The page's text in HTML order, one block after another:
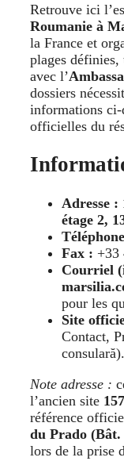
Retrouve ici
Roumanie à
la France et
plages
avec l’
dossiers
informations ci-
officielles du
Adresse :
étage 2,
Fax : +33
Courriel
pour les
Site
Contact,
consulară).
Note adresse :
l’ancien site
référence
du Prado (Bât.
lors de la prise